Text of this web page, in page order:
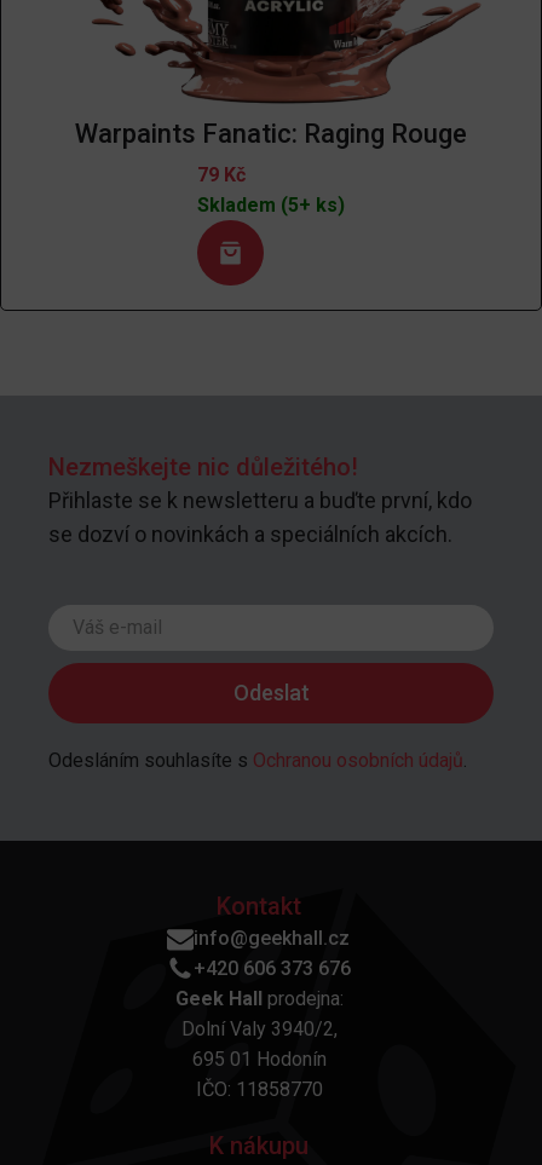
Warpaints Fanatic: Raging Rouge
79 Kč
Skladem (5+ ks)
Nezmeškejte nic důležitého!
Přihlaste se k newsletteru a buďte první, kdo
se dozví o novinkách a speciálních akcích.
Odesláním souhlasíte s Ochranou osobních údajů.
Kontakt
info@geekhall.cz
+420 606 373 676
Geek Hall prodejna:
Dolní Valy 3940/2,
695 01 Hodonín
IČO: 11858770
K nákupu